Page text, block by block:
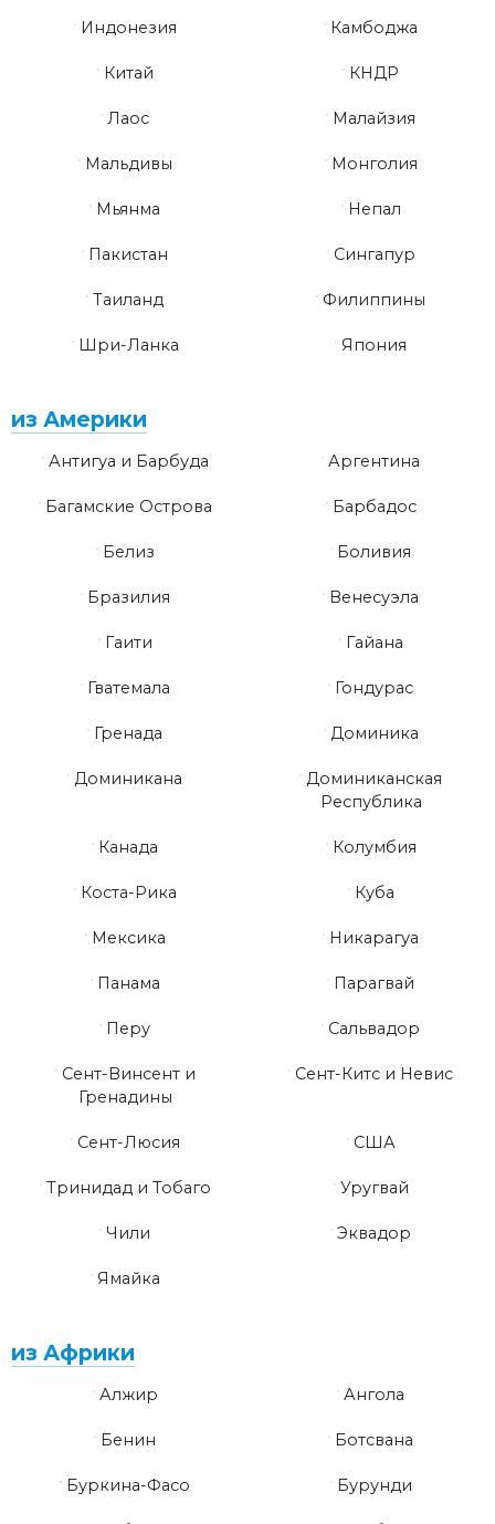
Индонезия Камбоджа
Китай КНДР
Лаос Малайзия
Мальдивы Монголия
Мьянма Непал
Пакистан Сингапур
Таиланд Филиппины
Шри-Ланка Япония
из Америки
Антигуа и Барбуда Аргентина
Багамские Острова Барбадос
Белиз Боливия
Бразилия Венесуэла
Гаити Гайана
Гватемала Гондурас
Гренада Доминика
Доминикана
Доминиканская
Республика
Канада Колумбия
Коста-Рика Куба
Мексика Никарагуа
Панама Парагвай
Перу Сальвадор
Сент-Винсент и
Гренадины
Сент-Китс и Невис
Сент-Люсия США
Тринидад и Тобаго Уругвай
Чили Эквадор
Ямайка
из Африки
Алжир Ангола
Бенин Ботсвана
Буркина-Фасо Бурунди